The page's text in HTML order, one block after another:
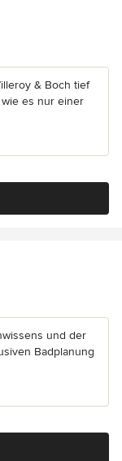
& Boch tief
es nur einer
und der
Badplanung